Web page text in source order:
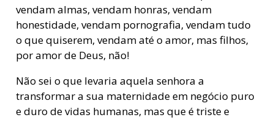
vendam almas, vendam honras, vendam
honestidade, vendam pornografia, vendam tudo
o que quiserem, vendam até o amor, mas filhos,
por amor de Deus, não!
Não sei o que levaria aquela senhora a
transformar a sua maternidade em negócio puro
e duro de vidas humanas, mas que é triste e